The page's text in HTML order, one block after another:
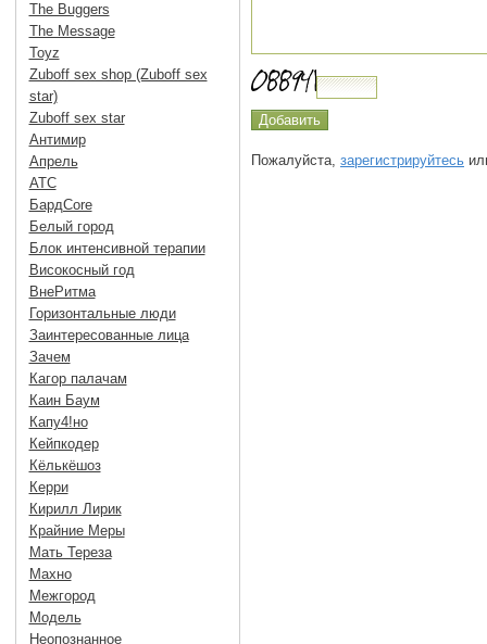
Пожалуйста, зарегистрируйтесь
The Buggers
The Message
Toyz
Zuboff sex shop (Zuboff sex
star)
Zuboff sex star
Антимир
Апрель
АТС
БардCore
Белый город
Блок интенсивной терапии
Високосный год
ВнеРитма
Горизонтальные люди
Заинтересованные лица
Зачем
Кагор палачам
Каин Баум
Капу4!но
Кейпкодер
Кёлькёшоз
Керри
Кирилл Лирик
Крайние Меры
Мать Тереза
Махно
Межгород
Модель
Неопознанное